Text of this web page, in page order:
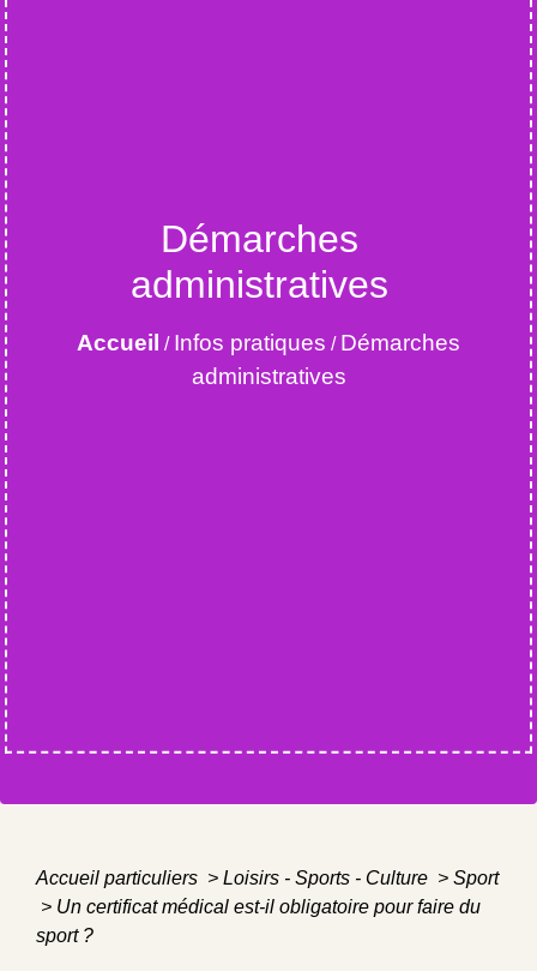
Démarches
administratives
Accueil / Infos pratiques / Démarches
administratives
Accueil particuliers > Loisirs - Sports - Culture > Sport
> Un certificat médical est-il obligatoire pour faire du
sport ?